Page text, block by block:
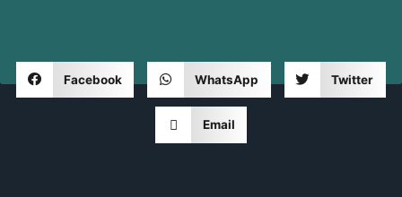
Facebook WhatsApp Twitter
Email